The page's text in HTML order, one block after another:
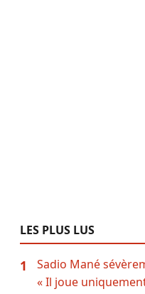
LES PLUS LUS
1
Sadio Mané
« Il joue